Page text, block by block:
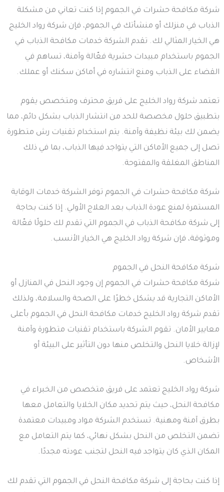
شركة مكافحة حشرات في الجموم إذا كنت تعاني من مشكلة
الذباب في منزلك أو منشأتك في الجموم، فإن شركة رواد الخليج
هي الخيار المثالي لك. تقدم الشركة خدمات مكافحة الذباب في
الجموم باستخدام مبيدات حشرية فعّالة وآمنة، تساهم في
القضاء على الذباب ومنع انتشاره في أماكن سكنك أو عملك.
تعتمد شركة رواد الخليج على فريق محترف ومتخصص يقوم
بتطبيق حلول مخصصة للحد من انتشار الذباب بشكل دائم، مما
يضمن لك بيئة نظيفة وآمنة. يتم استخدام تقنيات رش متطورة
تصل إلى جميع الأماكن التي يتواجد فيها الذباب، بما في ذلك
المناطق المغلقة والمفتوحة.
شركة مكافحة حشرات في الجموم توفر الشركة خدمات الوقاية
المستمرة لمنع عودة الذباب بعد العلاج الأولي. إذا كنت بحاجة
إلى شركة مكافحة الذباب في الجموم التي تقدم لك حلولًا فعّالة
وموثوقة، فإن شركة رواد الخليج هي الخيار الأنسب.
شركة مكافحة النحل في الجموم
شركة مكافحة حشرات في الجموم إن وجود النحل في المنازل أو
الأماكن التجارية قد يشكل خطرًا على الصحة والسلامة، ولذلك
تقدم شركة رواد الخليج خدمات مكافحة النحل في الجموم بأعلى
معايير الأمان. تقوم الشركة باستخدام تقنيات متطورة وآمنة
لإزالة خلايا النحل والتخلص منها دون التأثير على البيئة أو
الأشخاص.
شركة رواد الخليج تعتمد على فريق متخصص من الخبراء في
مكافحة النحل، حيث يتم تحديد مكان الخلايا والتعامل معها
بطرق آمنة ومهنية. تستخدم الشركة مواد ومبيدات معتمدة
تضمن التخلص من النحل بشكل نهائي، كما يتم التعامل مع
المكان الذي كان يتواجد فيه النحل لتجنب عودته مجددًا.
إذا كنت بحاجة إلى شركة مكافحة النحل في الجموم التي تقدم لك